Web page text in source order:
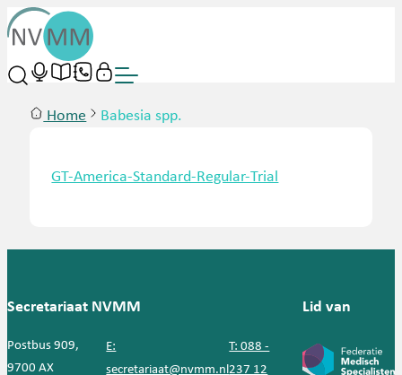
Home Babesia spp.
GT-America-Standard-Regular-Trial
Secretariaat NVMM
Postbus 909,
9700 AX
E:
secretariaat@nvmm.nl
T: 088 -
237 12
Lid van